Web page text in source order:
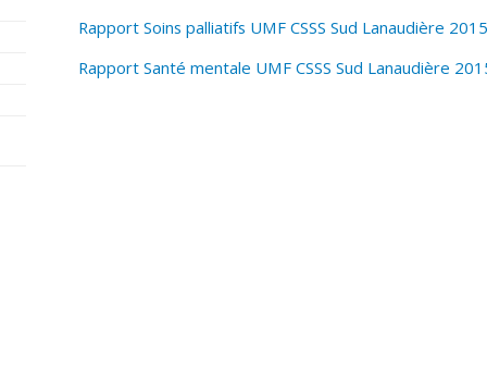
Rapport Soins palliatifs UMF CSSS Sud Lanaudière 2015
Rapport Santé mentale UMF CSSS Sud Lanaudière